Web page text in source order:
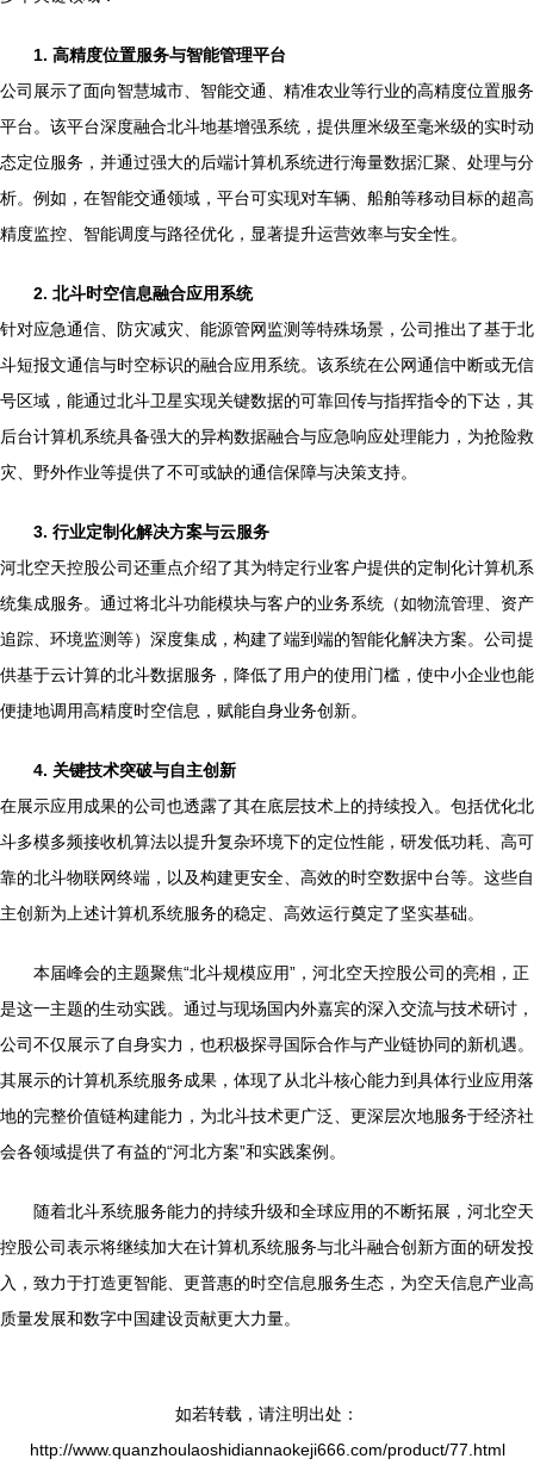
1. 高精度位置服务与智能管理平台
公司展示了面向智慧城市、智能交通、精准农业等行业的高精度位置服务
平台。该平台深度融合北斗地基增强系统，提供厘米级至毫米级的实时动
态定位服务，并通过强大的后端计算机系统进行海量数据汇聚、处理与分
析。例如，在智能交通领域，平台可实现对车辆、船舶等移动目标的超高
精度监控、智能调度与路径优化，显著提升运营效率与安全性。
2. 北斗时空信息融合应用系统
针对应急通信、防灾减灾、能源管网监测等特殊场景，公司推出了基于北
斗短报文通信与时空标识的融合应用系统。该系统在公网通信中断或无信
号区域，能通过北斗卫星实现关键数据的可靠回传与指挥指令的下达，其
后台计算机系统具备强大的异构数据融合与应急响应处理能力，为抢险救
灾、野外作业等提供了不可或缺的通信保障与决策支持。
3. 行业定制化解决方案与云服务
河北空天控股公司还重点介绍了其为特定行业客户提供的定制化计算机系
统集成服务。通过将北斗功能模块与客户的业务系统（如物流管理、资产
追踪、环境监测等）深度集成，构建了端到端的智能化解决方案。公司提
供基于云计算的北斗数据服务，降低了用户的使用门槛，使中小企业也能
便捷地调用高精度时空信息，赋能自身业务创新。
4. 关键技术突破与自主创新
在展示应用成果的公司也透露了其在底层技术上的持续投入。包括优化北
斗多模多频接收机算法以提升复杂环境下的定位性能，研发低功耗、高可
靠的北斗物联网终端，以及构建更安全、高效的时空数据中台等。这些自
主创新为上述计算机系统服务的稳定、高效运行奠定了坚实基础。
本届峰会的主题聚焦“北斗规模应用”，河北空天控股公司的亮相，正
是这一主题的生动实践。通过与现场国内外嘉宾的深入交流与技术研讨，
公司不仅展示了自身实力，也积极探寻国际合作与产业链协同的新机遇。
其展示的计算机系统服务成果，体现了从北斗核心能力到具体行业应用落
地的完整价值链构建能力，为北斗技术更广泛、更深层次地服务于经济社
会各领域提供了有益的“河北方案”和实践案例。
随着北斗系统服务能力的持续升级和全球应用的不断拓展，河北空天
控股公司表示将继续加大在计算机系统服务与北斗融合创新方面的研发投
入，致力于打造更智能、更普惠的时空信息服务生态，为空天信息产业高
质量发展和数字中国建设贡献更大力量。
如若转载，请注明出处：
http://www.quanzhoulaoshidiannaokeji666.com/product/77.html